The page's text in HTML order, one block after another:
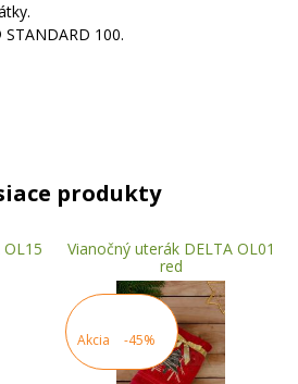
100.
produkty
Vianočný uterák DELTA OL01
red
Akcia -45%